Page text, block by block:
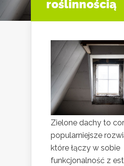
roślinnością
Zielone dachy to
popularniejsze
które łączy w sobie
funkcjonalność z